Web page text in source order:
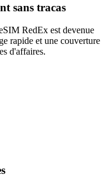
sans tracas
RedEx est devenue
rapide et une couverture
d'affaires.